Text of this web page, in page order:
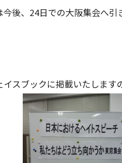
後、24日での大阪集会へ
スブックに掲載いたします